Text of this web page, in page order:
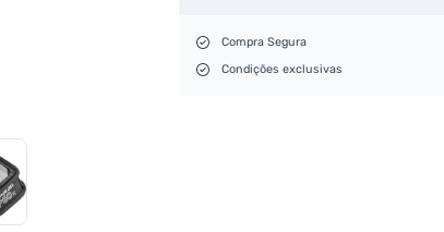
Compra Segura
Condições exclusivas